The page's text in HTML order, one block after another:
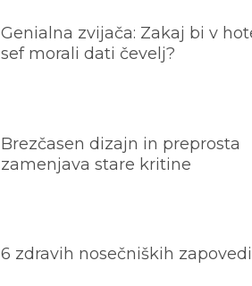
Genialna zvijača: Zakaj bi v
sef morali dati čevelj?
Brezčasen dizajn in preprosta
zamenjava stare kritine
6 zdravih nosečniških zapovedi